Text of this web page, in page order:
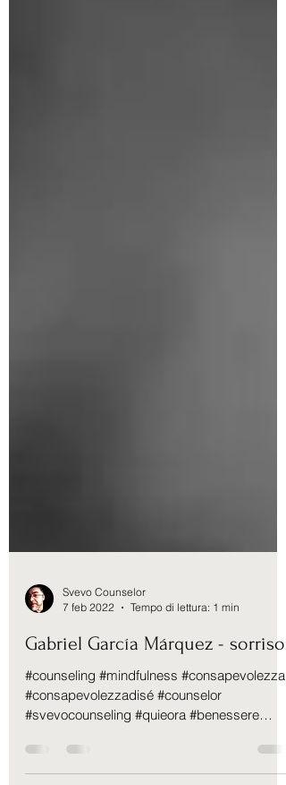
Svevo Counselor
7 feb 2022
Tempo di lettura: 1 min
Gabriel García Márquez - sorriso
#counseling #mindfulness #consapevolezza
#consapevolezzadisé #counselor